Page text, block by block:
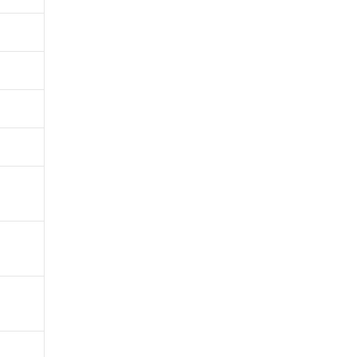
了承ください。
き作成されるも
をご了承くださ
御機器販売店・
ようお願いしま
にご登録され
社の共同利用者
とをご了承くだ
です。
ず変更すること
) : 1000ppm、
、
ない年数を意
可)を取得する
要な手段を講じ
これらの製造装
、取り引きをい
ムロン制御